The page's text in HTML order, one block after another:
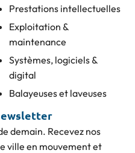
Prestations intellectuelles
Exploitation &
maintenance
Systèmes, logiciels &
digital
Balayeuses et laveuses
demain. Recevez nos
ville en mouvement et